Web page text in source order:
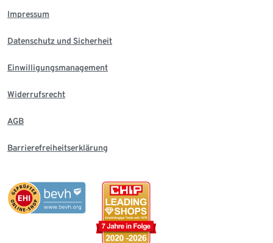
Impressum
Datenschutz und Sicherheit
Einwilligungsmanagement
Widerrufsrecht
AGB
Barrierefreiheitserklärung